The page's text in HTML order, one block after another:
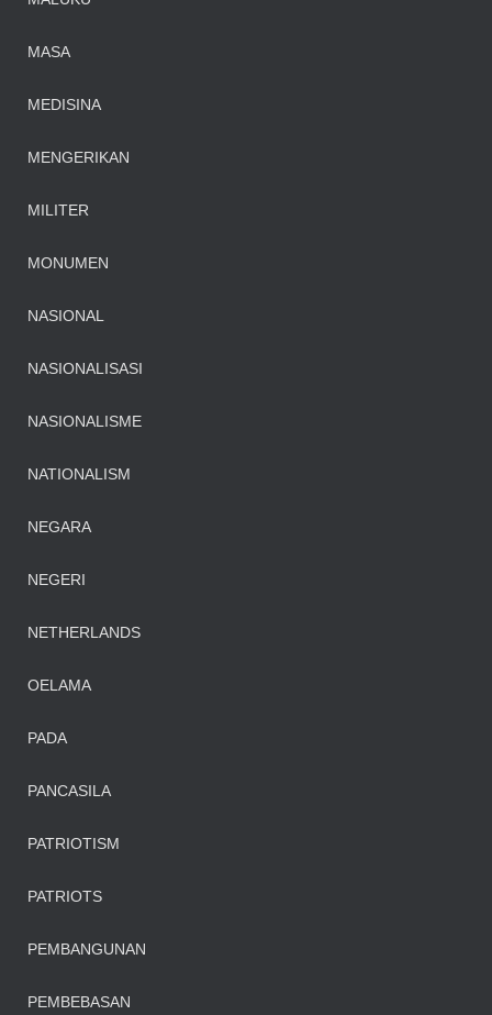
MASA
MEDISINA
MENGERIKAN
MILITER
MONUMEN
NASIONAL
NASIONALISASI
NASIONALISME
NATIONALISM
NEGARA
NEGERI
NETHERLANDS
OELAMA
PADA
PANCASILA
PATRIOTISM
PATRIOTS
PEMBANGUNAN
PEMBEBASAN